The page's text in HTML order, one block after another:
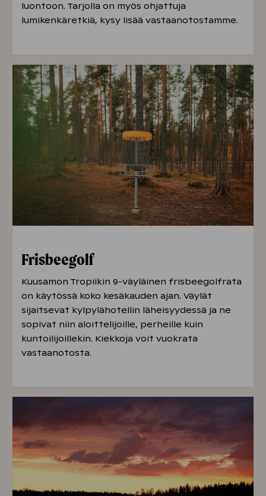
luontoon. Tarjolla on myös ohjattuja
lumikenkäretkiä, kysy lisää vastaanotostamme.
Frisbeegolf
Kuusamon Tropiikin 9-väyläinen frisbeegolfrata
on käytössä koko kesäkauden ajan. Väylät
sijaitsevat kylpylähotellin läheisyydessä ja ne
sopivat niin aloittelijoille, perheille kuin
kuntoilijoillekin. Kiekkoja voit vuokrata
vastaanotosta.